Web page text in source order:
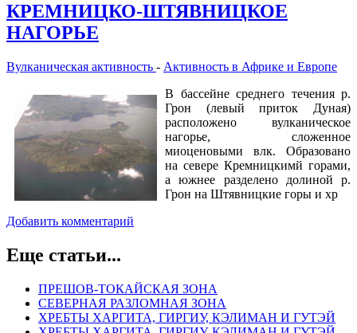
КРЕМНИЦКО-ШТЯВНИЦКОЕ
НАГОРЬЕ
Вулканическая активность - Активность в Африке и Европе
В бассейне среднего течения р.
Грон (левый приток Дуная)
расположено вулканическое
нагорье, сложенное
миоценовыми влк. Образовано
на севере Кремницкимй горами,
а южнее разделено долиной р.
Грон на Штявницкие горы и хр
Добавить комментарий
Еще статьи...
ПРЕШОВ-ТОКАЙСКАЯ ЗОНА
СЕВЕРНАЯ РАЗЛОМНАЯ ЗОНА
ХРЕБТЫ ХАРГИТА, ГИРГИУ, КЭЛИМАН И ГУТЭЙ